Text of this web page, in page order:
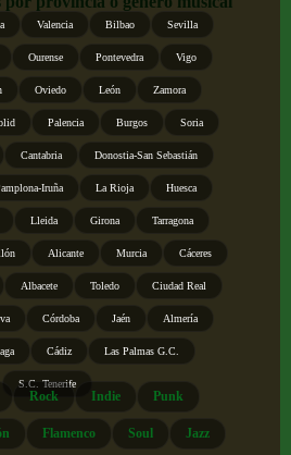
Valencia Bilbao Sevilla
Ourense Pontevedra Vigo
Oviedo León Zamora
Palencia Burgos Soria
Cantabria Donostia-San Sebastián
Iruña La Rioja Huesca
Lleida Girona Tarragona
Alicante Murcia Cáceres
Albacete Toledo Ciudad Real
Córdoba Jaén Almería
Cádiz Las Palmas G.C.
S.C. Tenerife
Rock Indie Punk
Flamenco Soul Jazz